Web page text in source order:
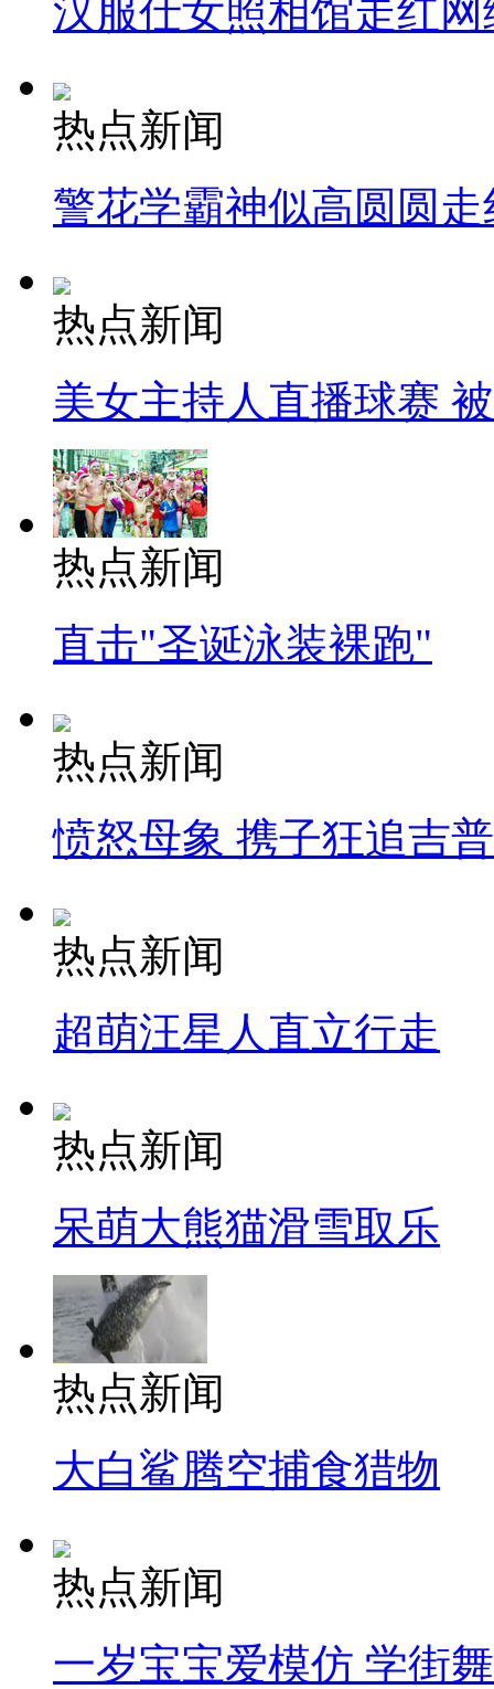
汉服仕女照相馆走红网
热点新闻
警花学霸神似高圆圆走
热点新闻
美女主持人直播球赛
热点新闻
直击"圣诞泳装裸跑"
热点新闻
愤怒母象 携子狂追吉
热点新闻
超萌汪星人直立行走
热点新闻
呆萌大熊猫滑雪取乐
热点新闻
大白鲨腾空捕食猎物
热点新闻
一岁宝宝爱模仿 学街